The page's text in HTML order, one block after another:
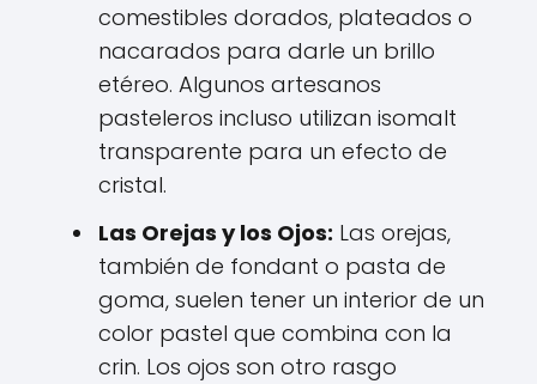
comestibles dorados, plateados o
nacarados para darle un brillo
etéreo. Algunos artesanos
pasteleros incluso utilizan isomalt
transparente para un efecto de
cristal.
Las Orejas y los Ojos: Las orejas,
también de fondant o pasta de
goma, suelen tener un interior de un
color pastel que combina con la
crin. Los ojos son otro rasgo